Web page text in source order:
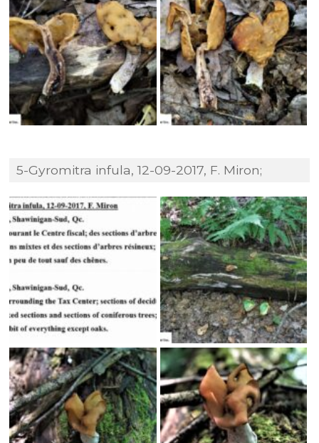
5-Gyromitra infula, 12-09-2017, F. Miron;